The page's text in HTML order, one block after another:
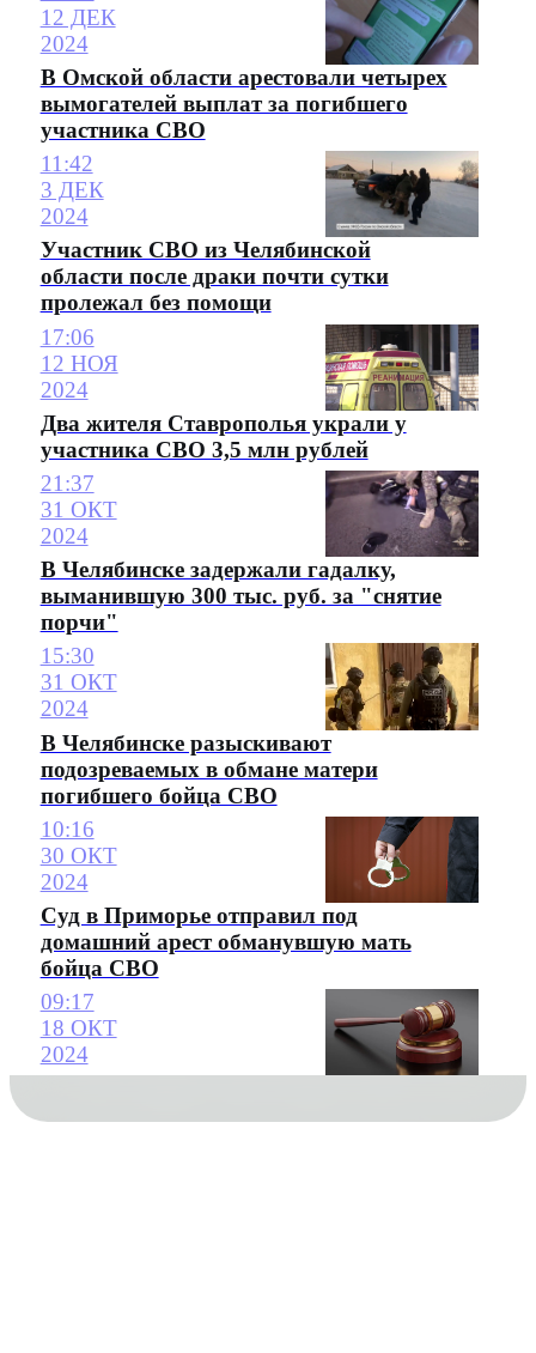
12 ДЕК
2024
В Омской области арестовали четырех
вымогателей выплат за погибшего
участника СВО
11:42
3 ДЕК
2024
Участник СВО из Челябинской
области после драки почти сутки
пролежал без помощи
17:06
12 НОЯ
2024
Два жителя Ставрополья украли у
участника СВО 3,5 млн рублей
21:37
31 ОКТ
2024
В Челябинске задержали гадалку,
выманившую 300 тыс. руб. за "снятие
порчи"
15:30
31 ОКТ
2024
В Челябинске разыскивают
подозреваемых в обмане матери
погибшего бойца СВО
10:16
30 ОКТ
2024
Суд в Приморье отправил под
домашний арест обманувшую мать
бойца СВО
09:17
18 ОКТ
2024